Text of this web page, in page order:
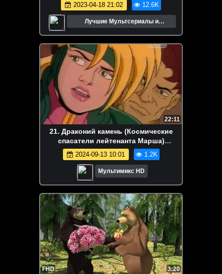
2023-04-18 21:02 12.6K
Лучшие Мультсериалы и
22:11
21. Драконий камень (Космические
спасатели лейтенанта Марша)
Мультики для детей | Дисней | NetFlix
2024-09-13 10:01 1.2K
Мультимикс HD
FHD 3:20